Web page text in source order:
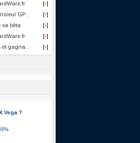
[+]
[+]
GP...
[+]
sa bêta
[+]
[+]
gagna...
Vega ?